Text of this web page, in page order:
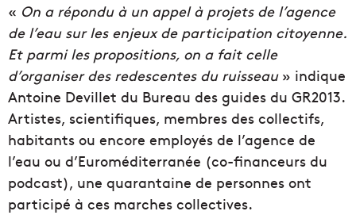
« On a répondu à un appel à projets de l’agence
de l’eau sur les enjeux de participation citoyenne.
Et parmi les propositions, on a fait celle
d’organiser des redescentes du ruisseau» indique
Antoine Devillet du Bureau des guides du GR2013.
Artistes, scientifiques, membres des collectifs,
habitants ou encore employés de l’agence de
l’eau ou d’Euroméditerranée (co-financeurs du
podcast), une quarantaine de personnes ont
participé à ces marches collectives.